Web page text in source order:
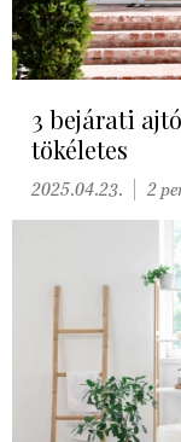
3 bejárati
tökéletes
2025.04.23. 2